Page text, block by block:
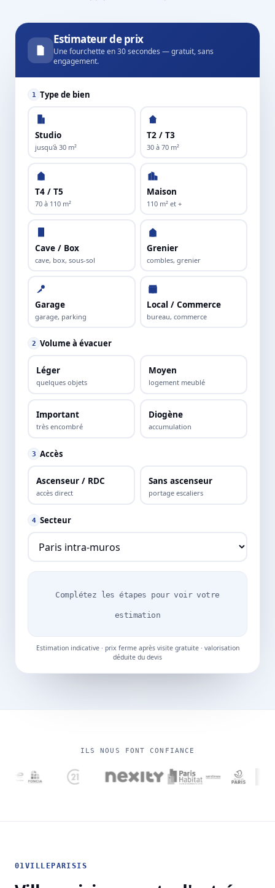
Estimateur de prix
Une fourchette en 30 secondes — gratuit, sans
engagement.
1 Type de bien
Studio
jusqu'à 30 m²
T2 / T3
30 à 70 m²
T4 / T5
70 à 110 m²
Maison
110 m² et +
Cave / Box
cave, box, sous-sol
Grenier
combles, grenier
Garage
garage, parking
Local / Commerce
bureau, commerce
2 Volume à évacuer
Léger
quelques objets
Moyen
logement meublé
Important
très encombré
Diogène
accumulation
3 Accès
Ascenseur / RDC
accès direct
Sans ascenseur
portage escaliers
4 Secteur
Complétez les étapes pour voir votre
estimation
Estimation indicative · prix ferme après visite gratuite · valorisation
déduite du devis
ILS NOUS FONT CONFIANCE
01VILLEPARISIS